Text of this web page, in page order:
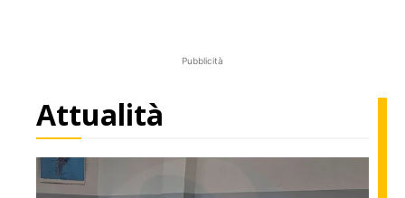
Pubblicità
Attualità